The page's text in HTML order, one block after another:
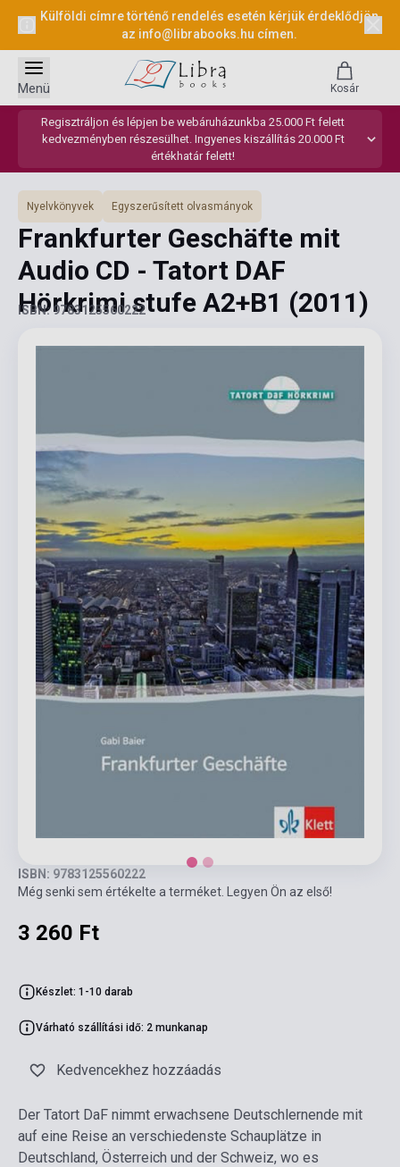
Külföldi címre történő rendelés esetén kérjük érdeklődjön
az info@librabooks.hu címen.
Regisztráljon és lépjen be webáruházunkba 25.000 Ft felett
kedvezményben részesülhet. Ingyenes kiszállítás 20.000 Ft
értékhatár felett!
Menü Kosár
Nyelvkönyvek Egyszerűsített olvasmányok
Frankfurter Geschäfte mit
Audio CD - Tatort DAF
Hörkrimi stufe A2+B1 (2011)
ISBN: 9783125560222
ISBN: 9783125560222
Még senki sem értékelte a terméket. Legyen Ön az első!
3 260 Ft
Készlet: 1-10 darab
Várható szállítási idő: 2 munkanap
Kedvencekhez hozzáadás
Der Tatort DaF nimmt erwachsene Deutschlernende mit
auf eine Reise an verschiedenste Schauplätze in
Deutschland, Österreich und der Schweiz, wo es